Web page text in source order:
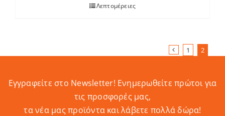
Λεπτομέρειες
1 2
Εγγραφείτε στο Newsletter! Eνημερωθείτε πρώτοι για
τις προσφορές μας,
τα νέα μας προϊόντα και λάβετε πολλά δώρα!